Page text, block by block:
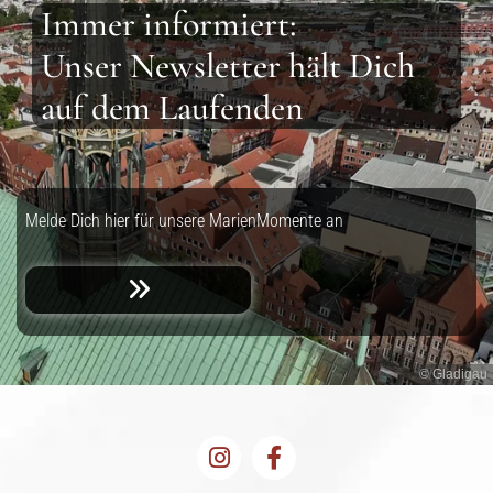
Immer informiert:
Unser Newsletter hält Dich
auf dem Laufenden
Melde Dich hier für unsere MarienMomente an
© Gladigau